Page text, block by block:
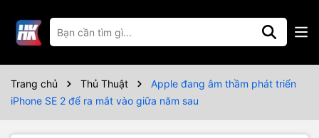
Trang chủ Thủ Thuật
Apple đang âm thầm phát triển
iPhone SE 2 để ra mắt vào giữa năm sau